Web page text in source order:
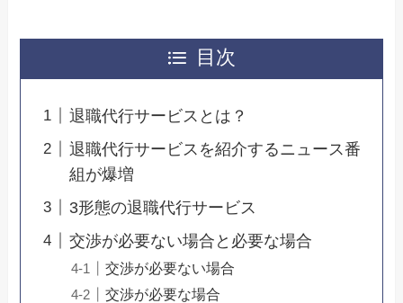
目次
退職代行サービスとは？
退職代行サービスを紹介するニュース番
組が爆増
3形態の退職代行サービス
交渉が必要ない場合と必要な場合
交渉が必要ない場合
交渉が必要な場合